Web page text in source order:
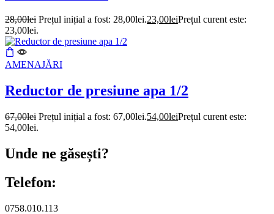
28,00lei Prețul inițial a fost: 28,00lei.23,00leiPrețul curent este:
23,00lei.
AMENAJĂRI
Reductor de presiune apa 1/2
67,00lei Prețul inițial a fost: 67,00lei.54,00leiPrețul curent este:
54,00lei.
Unde ne găsești?
Telefon:
0758.010.113